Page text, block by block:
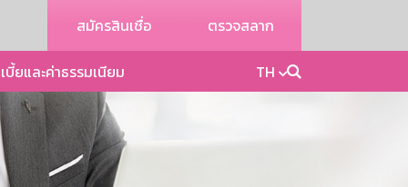
สมัครสินเชื่อ ตรวจสลาก
บี้ยและค่าธรรมเนียม TH